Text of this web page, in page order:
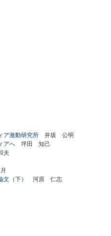
ア激動研究所 井坂 公明
アへ 坪田 知己
夫
（下）
河原 仁志